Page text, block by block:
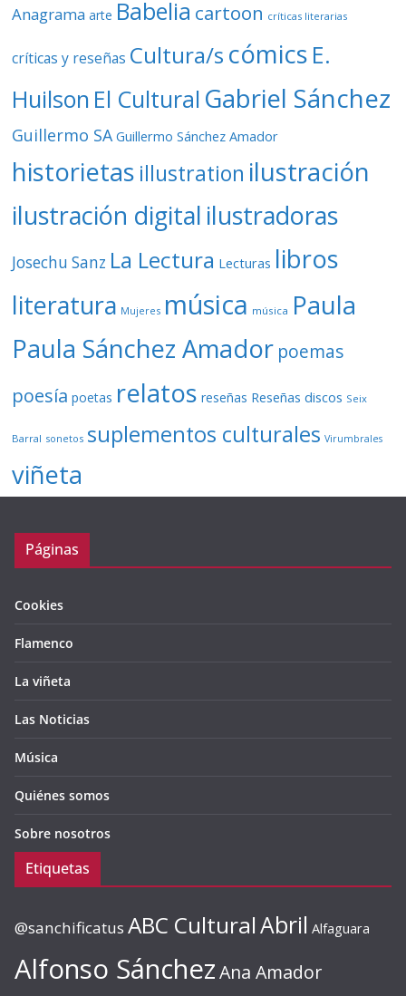
Anagrama arte Babelia cartoon críticas literarias
críticas y reseñas Cultura/s cómics E.
Huilson El Cultural Gabriel Sánchez
Guillermo SA Guillermo Sánchez Amador
historietas illustration ilustración
ilustración digital ilustradoras
Josechu Sanz La Lectura Lecturas libros
literatura Mujeres música música Paula
Paula Sánchez Amador poemas
poesía poetas relatos reseñas Reseñas discos Seix
Barral sonetos suplementos culturales Virumbrales
viñeta
Páginas
Cookies
Flamenco
La viñeta
Las Noticias
Música
Quiénes somos
Sobre nosotros
Etiquetas
@sanchificatus ABC CulturalAbril Alfaguara
Alfonso SánchezAna Amador